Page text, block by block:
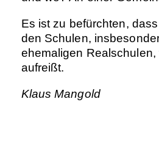
Es ist zu befürchten,
den Schulen,
ehemaligen Realschulen,
aufreißt.
Klaus Mangold